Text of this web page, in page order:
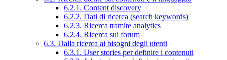
6.2.1. Content discovery
6.2.2. Dati di ricerca (search keywords)
6.2.3. Ricerca tramite analytics
6.2.4. Ricerca sui forum
6.3. Dalla ricerca ai bisogni degli utenti
6.3.1. User stories per definire i contenuti